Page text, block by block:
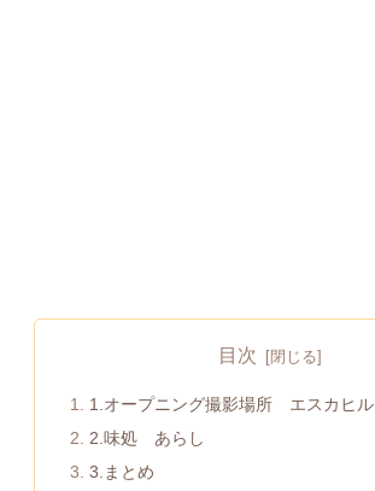
目次
1.オープニング撮影場所 エスカヒル
2.味処 あらし
3.まとめ